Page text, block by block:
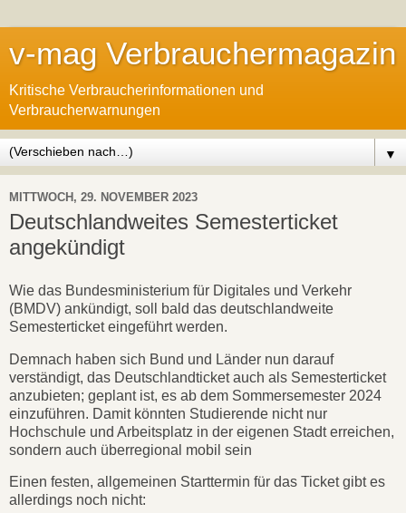
v-mag Verbrauchermagazin
Kritische Verbraucherinformationen und
Verbraucherwarnungen
▼
MITTWOCH, 29. NOVEMBER 2023
Deutschlandweites Semesterticket
angekündigt
Wie das Bundesministerium für Digitales und Verkehr
(BMDV) ankündigt, soll bald das deutschlandweite
Semesterticket eingeführt werden.
Demnach haben sich Bund und Länder nun darauf
verständigt, das Deutschlandticket auch als Semesterticket
anzubieten; geplant ist, es ab dem Sommersemester 2024
einzuführen. Damit könnten Studierende nicht nur
Hochschule und Arbeitsplatz in der eigenen Stadt erreichen,
sondern auch überregional mobil sein
Einen festen, allgemeinen Starttermin für das Ticket gibt es
allerdings noch nicht: